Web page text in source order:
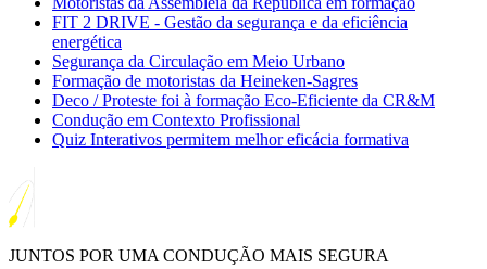
FIT 2 DRIVE - Gestão da segurança e da eficiência
energética
Segurança da Circulação em Meio Urbano
Formação de motoristas da Heineken-Sagres
Deco / Proteste foi à formação Eco-Eficiente da CR&M
Condução em Contexto Profissional
Quiz Interativos permitem melhor eficácia formativa
JUNTOS POR UMA CONDUÇÃO MAIS SEGURA